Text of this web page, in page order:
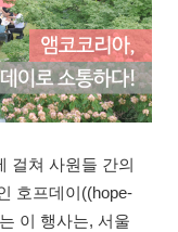
걸쳐 사원들 간의
호프데이((hope-
이 행사는, 서울